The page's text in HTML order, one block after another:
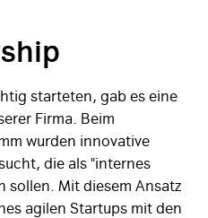
starteten, gab es eine
Firma. Beim
wurden innovative
die als "internes
sollen. Mit diesem Ansatz
agilen Startups mit den